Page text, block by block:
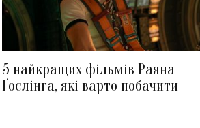
5 найкращих фільмів Раяна
Ґослінга, які варто побачити